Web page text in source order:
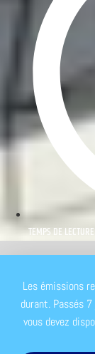
TEMPS DE
Les émissions
durant. Passés
vous devez